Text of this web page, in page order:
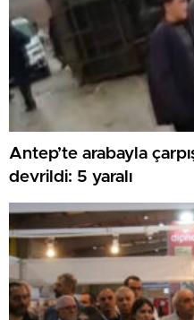
Antep’te arabayla
devrildi: 5 yaralı